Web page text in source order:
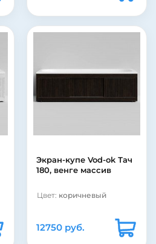
Экран-купе Vod-ok Тач
180, венге массив
Цвет: коричневый
12750 руб.